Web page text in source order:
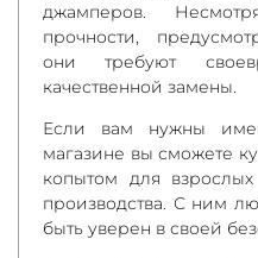
джамперов.
прочности,
они требуют
качественной замены.
Если вам нужны
магазине вы сможете
копытом для
производства. С ним
быть уверен в своей